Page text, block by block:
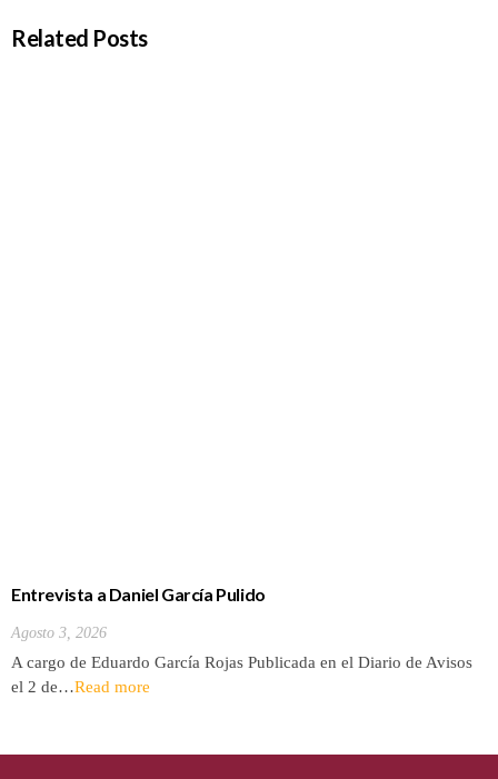
Related Posts
Entrevista a Daniel García Pulido
Agosto 3, 2026
A cargo de Eduardo García Rojas Publicada en el Diario de Avisos
el 2 de…Read more